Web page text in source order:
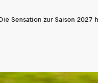
Sensation zur Saison 2027